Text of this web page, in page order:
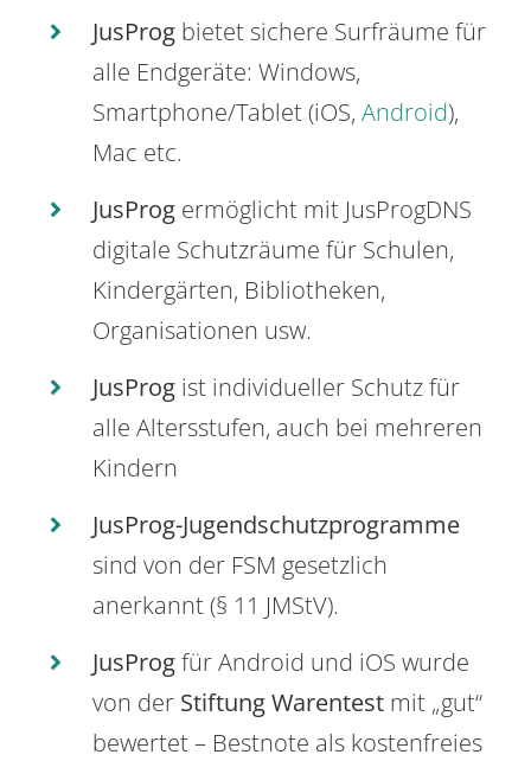
JusProg bietet sichere Surfräume für
alle Endgeräte: Windows,
Smartphone/Tablet (iOS, Android),
Mac etc.
JusProg ermöglicht mit JusProgDNS
digitale Schutzräume für Schulen,
Kindergärten, Bibliotheken,
Organisationen usw.
JusProg ist individueller Schutz für
alle Altersstufen, auch bei mehreren
Kindern
JusProg-Jugendschutzprogramme
sind von der FSM gesetzlich
anerkannt (§ 11 JMStV).
JusProgfür Android und iOS wurde
von der Stiftung Warentest mit „gut“
bewertet – Bestnote als kostenfreies